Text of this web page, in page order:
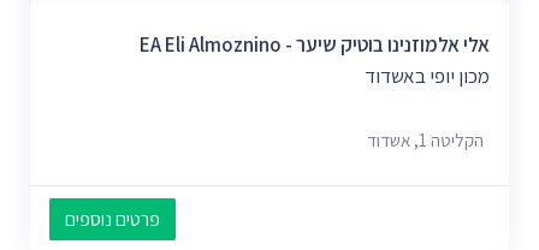
אלי אלמוזנינו בוטיק שיער - EA Eli Almoznino
מכון יופי באשדוד
הקליטה 1, אשדוד
פרטים נוספים